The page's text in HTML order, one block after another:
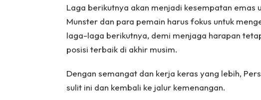
Laga berikutnya akan menjadi kesempatan emas
Munster dan para pemain harus fokus untuk
laga-laga berikutnya, demi menjaga harapan
posisi terbaik di akhir musim.
Dengan semangat dan kerja keras yang lebih,
sulit ini dan kembali ke jalur kemenangan.